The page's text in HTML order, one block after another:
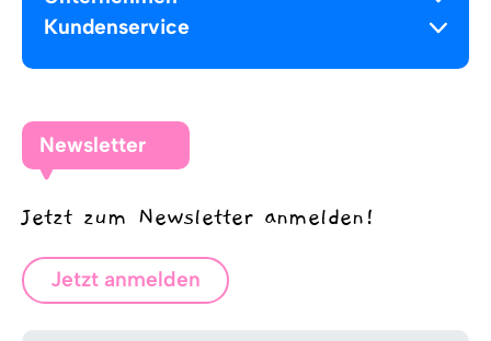
Kundenservice
Newsletter
Jetzt zum Newsletter anmelden!
Jetzt anmelden